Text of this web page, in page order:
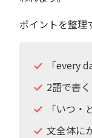
ポイントを整理
「every
2語で書く
「いつ
文全体に